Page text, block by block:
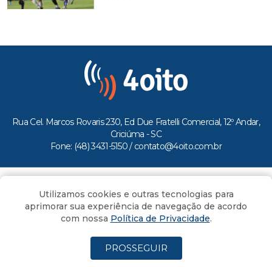
Rua Cel. Marcos Rovaris 230, Ed Due Fratelli Comercial, 12º Andar,
Criciúma - SC
Fone: (48) 3431-5150 / contato@4oito.com.br
Todos os direitos reservados ao Portal 4oito
Utilizamos cookies e outras tecnologias para
aprimorar sua experiência de navegação de acordo
com nossa Política de Privacidade.
PROSSEGUIR